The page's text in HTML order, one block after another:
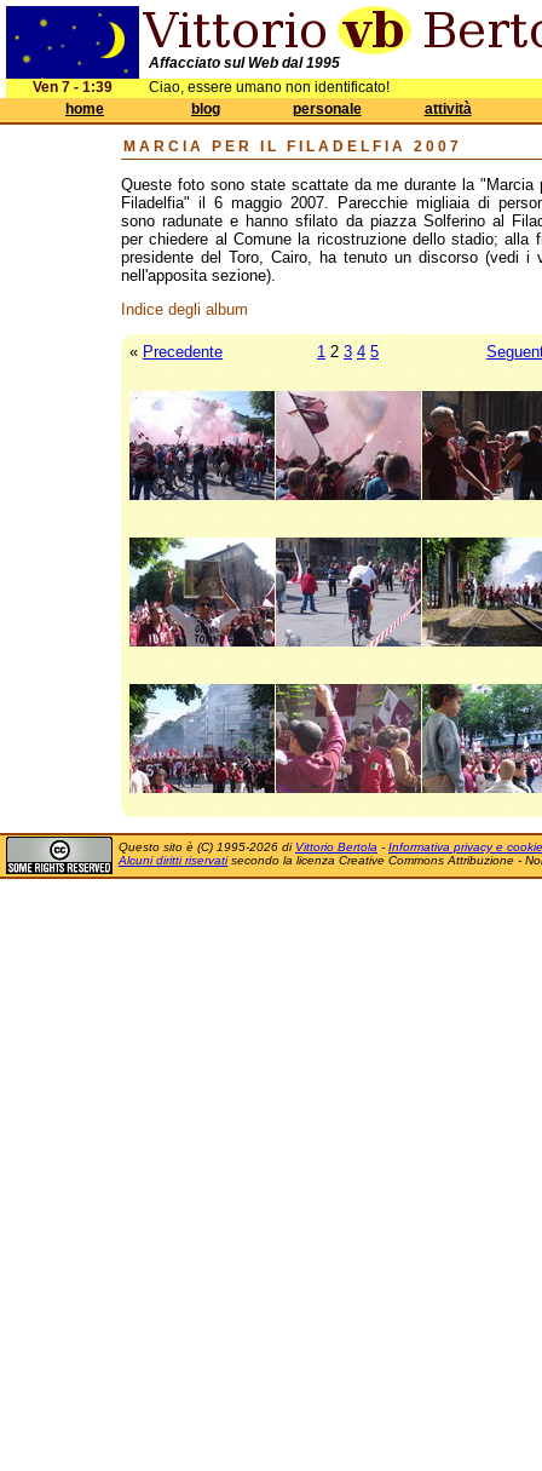
Affacciato sul Web dal 1995
Ven 7 - 1:39
Ciao, essere umano non identificato!
home
blog personale attività
MARCIA PER IL FILADELFIA 2007
Queste foto sono state scattate da me durante la "Marcia
Filadelfia" il 6 maggio 2007. Parecchie migliaia di
sono radunate e hanno sfilato da piazza Solferino al
per chiedere al Comune la ricostruzione dello stadio; alla
presidente del Toro, Cairo, ha tenuto un discorso (vedi i
nell'apposita sezione).
Indice degli album
« Precedente 1 2 3 4 5
Questo sito è (C) 1995-2026 di Vittorio Bertola - Informativa privacy e cookie
Alcuni diritti riservatisecondo la licenza Creative Commons Attribuzione -